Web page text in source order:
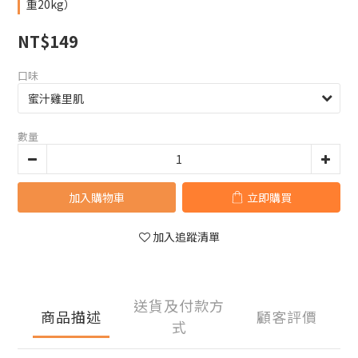
重20kg）
NT$149
口味
數量
加入購物車 立即購買
加入追蹤清單
商品描述
送貨及付款方
式
顧客評價